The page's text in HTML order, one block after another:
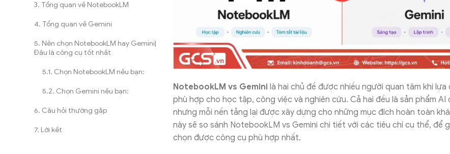
Tổng quan về NotebookLM
Tổng quan về Gemini
Nên chọn NotebookLM hay Gemini|
Đâu là công cụ tốt nhất
Chọn NotebookLM nếu bạn:
Chọn Gemini nếu bạn:
Câu hỏi thường gặp
Lời kết
NotebookLM vs Gemini là hai chủ đề được nhiều người quan tâm khi lựa
phù hợp cho học tập, công việc và nghiên cứu. Cả hai đều là sản phẩm AI
nhưng mỗi nền tảng lại được xây dựng cho những mục đích hoàn toàn
này sẽ so sánh NotebookLM vs Gemini chi tiết với các tiêu chí cụ thể, để
chọn được công cụ phù hợp nhất.